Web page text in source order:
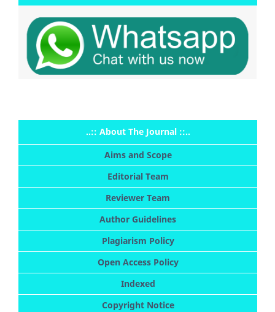
..:: About The Journal ::..
Aims and Scope
Editorial Team
Reviewer Team
Author Guidelines
Plagiarism Policy
Open Access Policy
Indexed
Copyright Notice